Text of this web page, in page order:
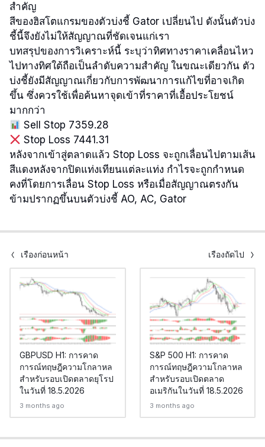
สำคัญ
สีของฮิสโตแกรมของตัวบ่งชี้ Gator เปลี่ยนไป ดังนั้นตัวบ่ง
ชี้นี้จึงยังไม่ให้สัญญาณที่ชัดเจนแก่เรา
บทสรุปของการวิเคราะห์นี้ ระบุว่าทิศทางราคาเคลื่อนไหว
ไปทางทิศใต้ถือเป็นลำดับความสำคัญ ในขณะเดียวกัน ตัว
บ่งชี้ยังมีสัญญาณเกี่ยวกับการพัฒนาการแก้ไขที่อาจเกิด
ขึ้น ซึ่งควรใช้เพื่อค้นหาจุดเข้าที่ราคาที่เอื้อประโยชน์
มากกว่า
Sell Stop 7359.28
Stop Loss 7441.31
หลังจากเข้าสู่ตลาดแล้ว Stop Loss จะถูกเลื่อนไปตามเส้น
สีแดงหลังจากปิดแท่งเทียนแต่ละแท่ง กำไรจะถูกกำหนด
คงที่โดยการเลื่อน Stop Loss หรือเมื่อสัญญาณตรงกัน
ข้ามปรากฏขึ้นบนตัวบ่งชี้ AO, AC, Gator
เรื่องก่อนหน้า เรื่องถัดไป
GBPUSD H1: การคาด
การณ์ทฤษฎีความโกลาหล
สำหรับรอบเปิดตลาดยุโรป
ในวันที่ 18.5.2026
3 months ago
S&P 500 H1: การคาด
การณ์ทฤษฎีความโกลาหล
สำหรับรอบเปิดตลาด
อเมริกันในวันที่ 18.5.2026
3 months ago